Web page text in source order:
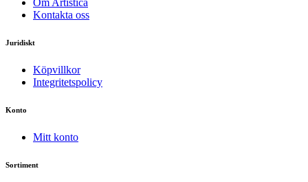
Kontakta oss
Juridiskt
Köpvillkor
Integritetspolicy
Konto
Mitt konto
Sortiment